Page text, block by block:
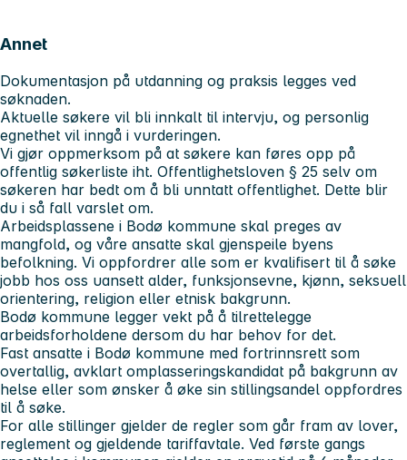
Annet
Dokumentasjon på utdanning og praksis legges ved
søknaden.
Aktuelle søkere vil bli innkalt til intervju, og personlig
egnethet vil inngå i vurderingen.
Vi gjør oppmerksom på at søkere kan føres opp på
offentlig søkerliste iht. Offentlighetsloven § 25 selv om
søkeren har bedt om å bli unntatt offentlighet. Dette blir
du i så fall varslet om.
Arbeidsplassene i Bodø kommune skal preges av
mangfold, og våre ansatte skal gjenspeile byens
befolkning. Vi oppfordrer alle som er kvalifisert til å søke
jobb hos oss uansett alder, funksjonsevne, kjønn, seksuell
orientering, religion eller etnisk bakgrunn.
Bodø kommune legger vekt på å tilrettelegge
arbeidsforholdene dersom du har behov for det.
Fast ansatte i Bodø kommune med fortrinnsrett som
overtallig, avklart omplasseringskandidat på bakgrunn av
helse eller som ønsker å øke sin stillingsandel oppfordres
til å søke.
For alle stillinger gjelder de regler som går fram av lover,
reglement og gjeldende tariffavtale. Ved første gangs